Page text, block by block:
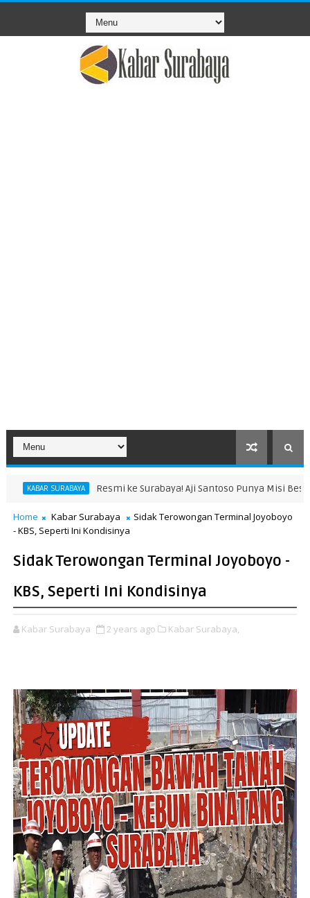
ke Surabaya! Aji Santoso Punya Misi Besar Bersama de Red FC
Home Kabar Surabaya
Sidak Terowongan Terminal Joyoboyo
- KBS, Seperti Ini Kondisinya
Sidak Terowongan Terminal Joyoboyo -
KBS, Seperti Ini Kondisinya
Kabar Surabaya 2 years ago Kabar Surabaya,